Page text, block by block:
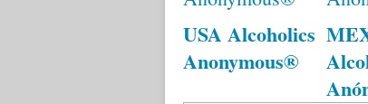
USA Alcoholics
Anonymous®